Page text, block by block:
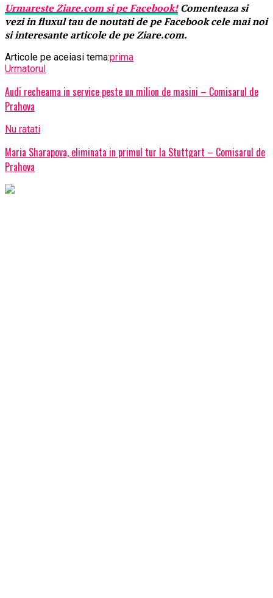
UrmaresteZiare.comsi pe Facebook!Comenteaza si
vezi in fluxul tau de noutati de pe Facebook cele mai noi
si interesante articole de pe Ziare.com.
Articole pe aceiasi tema:prima
Urmatorul
Audi recheama in service peste un milion de masini – Comisarul de
Prahova
Nu ratati
Maria Sharapova, eliminata in primul tur la Stuttgart – Comisarul de
Prahova